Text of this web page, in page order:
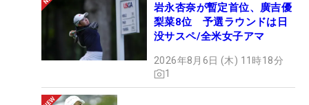
岩永杏奈が暫定首位、廣吉優
梨菜8位 予選ラウンドは日
没サスペ/全米女子アマ
2026年8月6日 (木) 11時18分
1